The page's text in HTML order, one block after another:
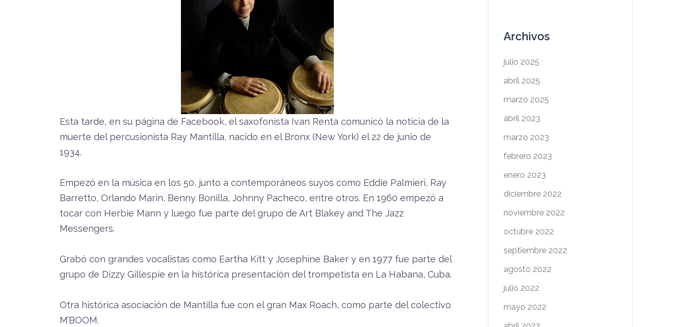
Esta tarde, en su página de Facebook, el saxofonista Ivan Renta comunicó la noticia de la
muerte del percusionista Ray Mantilla, nacido en el Bronx (New York) el 22 de junio de
1934.
Empezó en la música en los 50, junto a contemporáneos suyos como Eddie Palmieri, Ray
Barretto, Orlando Marin, Benny Bonilla, Johnny Pacheco, entre otros. En 1960 empezó a
tocar con Herbie Mann y luego fue parte del grupo de Art Blakey and The Jazz
Messengers.
Grabó con grandes vocalistas como Eartha Kitt y Josephine Baker y en 1977 fue parte del
grupo de Dizzy Gillespie en la histórica presentación del trompetista en La Habana, Cuba.
Otra histórica asociación de Mantilla fue con el gran Max Roach, como parte del colectivo
M’BOOM.
Archivos
julio 2025
abril 2025
marzo 2025
abril 2023
marzo 2023
febrero 2023
enero 2023
diciembre 2022
noviembre 2022
octubre 2022
septiembre 2022
agosto 2022
julio 2022
mayo 2022